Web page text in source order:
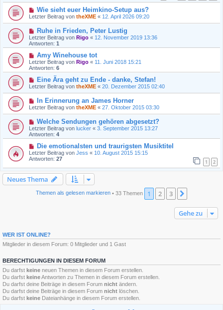
Wie sieht euer Heimkino-Setup aus?
Letzter Beitrag von theXME « 12. April 2026 09:20
Ruhe in Frieden, Peter Lustig
Letzter Beitrag von Rigo « 12. November 2019 13:36
Antworten: 1
Amy Winehouse tot
Letzter Beitrag von Rigo « 11. Juni 2018 15:21
Antworten: 6
Eine Ära geht zu Ende - danke, Stefan!
Letzter Beitrag von theXME « 20. Dezember 2015 02:40
In Erinnerung an James Horner
Letzter Beitrag von theXME « 27. Oktober 2015 03:30
Welche Sendungen gehören abgesetzt?
Letzter Beitrag von lucker « 3. September 2015 13:27
Antworten: 4
Die emotionalsten und traurigsten Musiktitel
Letzter Beitrag von Jess « 10. August 2015 15:15
Antworten: 27 1 2
Neues Thema
Themen als gelesen markieren • 33 Themen 1 2 3
Gehe zu
WER IST ONLINE?
Mitglieder in diesem Forum: 0 Mitglieder und 1 Gast
BERECHTIGUNGEN IN DIESEM FORUM
Du darfst keine neuen Themen in diesem Forum erstellen.
Du darfst keineAntworten zu Themen in diesem Forum erstellen.
Du darfst deine Beiträge in diesem Forum nicht ändern.
Du darfst deine Beiträge in diesem Forum nicht löschen.
Du darfst keine Dateianhänge in diesem Forum erstellen.